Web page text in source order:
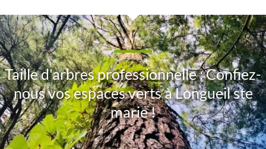
Taille d'arbres professionnelle : Confiez-
nous vos espaces verts à Longueil ste
marie !